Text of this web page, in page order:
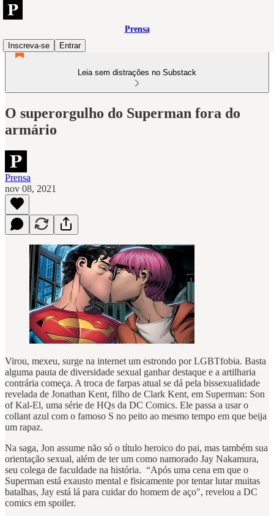
Prensa
Inscreva-se
Entrar
Leia sem distrações no Substack
O superorgulho do Superman fora do
armário
Prensa
nov 08, 2021
Virou, mexeu, surge na internet um estrondo por LGBTfobia. Basta
alguma pauta de diversidade sexual ganhar destaque e a artilharia
contrária começa. A troca de farpas atual se dá pela bissexualidade
revelada de Jonathan Kent, filho de Clark Kent, em Superman: Son
of Kal-El, uma série de HQs da DC Comics. Ele passa a usar o
collant azul com o famoso S no peito ao mesmo tempo em que beija
um rapaz.
Na saga, Jon assume não só o título heroico do pai, mas também sua
orientação sexual, além de ter um como namorado Jay Nakamura,
seu colega de faculdade na história. “Após uma cena em que o
Superman está exausto mental e fisicamente por tentar lutar muitas
batalhas, Jay está lá para cuidar do homem de aço", revelou a DC
comics em spoiler.